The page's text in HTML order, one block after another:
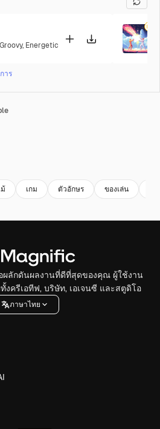
Groovy, Energetic
าร
เกม ตัวอักษร ของเล่น
ผลักดันผลงานที่ดีที่สุดของคุณ ผู้ใช้งาน
งครีเอทีฟ, บริษัท, เอเจนซี และสตูดิโอ
ภาษาไทย